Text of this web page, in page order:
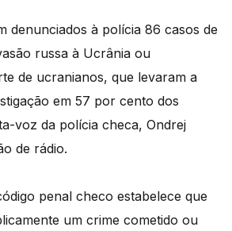
denunciados à polícia 86 casos de
russa à Ucrânia ou
de ucranianos, que levaram a
em 57 por cento dos
voz da polícia checa, Ondrej
de rádio.
penal checo estabelece que
um crime cometido ou